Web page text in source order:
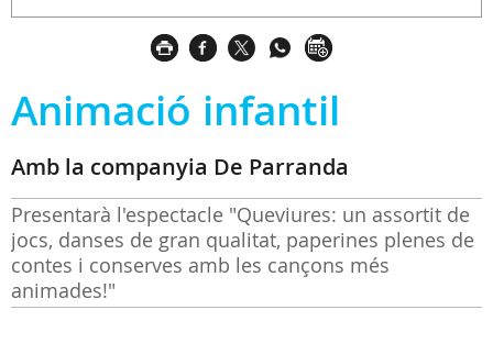
Animació infantil
Amb la companyia De Parranda
Presentarà l'espectacle "Queviures: un assortit de
jocs, danses de gran qualitat, paperines plenes de
contes i conserves amb les cançons més
animades!"